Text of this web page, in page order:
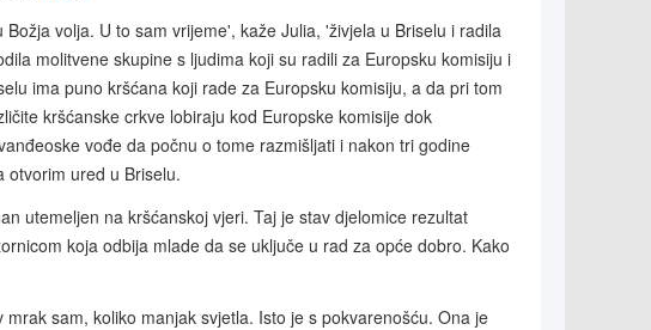
volja. U to sam vrijeme', kaže Julia, 'živjela u Briselu i radila
molitvene skupine s ljudima koji su radili za Europsku komisiju i
ima puno kršćana koji rade za Europsku komisiju, a da pri tom
kršćanske crkve lobiraju kod Europske komisije dok
vođe da počnu o tome razmišljati i nakon tri godine
otvorim ured u Briselu.
utemeljen na kršćanskoj vjeri. Taj je stav djelomice rezultat
koja odbija mlade da se uključe u rad za opće dobro. Kako
sam, koliko manjak svjetla. Isto je s pokvarenošću. Ona je